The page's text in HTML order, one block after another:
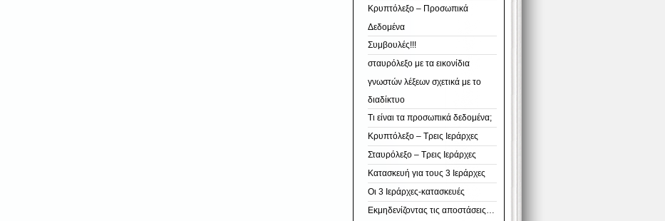
Κρυπτόλεξο – Προσωπικά
Δεδομένα
Συμβουλές!!!
σταυρόλεξο με τα εικονίδια
γνωστών λέξεων σχετικά με το
διαδίκτυο
Τι είναι τα προσωπικά δεδομένα;
Κρυπτόλεξο – Τρεις Ιεράρχες
Σταυρόλεξο – Τρεις Ιεράρχες
Κατασκευή για τους 3 Ιεράρχες
Οι 3 Ιεράρχες-κατασκευές
Εκμηδενίζοντας τις αποστάσεις…